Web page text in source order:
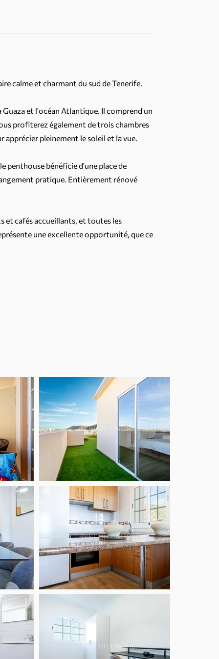
calme et charmant du sud de Tenerife.
et l'océan Atlantique. Il comprend un
profiterez également de trois chambres
pleinement le soleil et la vue.
penthouse bénéficie d'une place de
pratique. Entièrement rénové
et cafés accueillants, et toutes les
une excellente opportunité, que ce